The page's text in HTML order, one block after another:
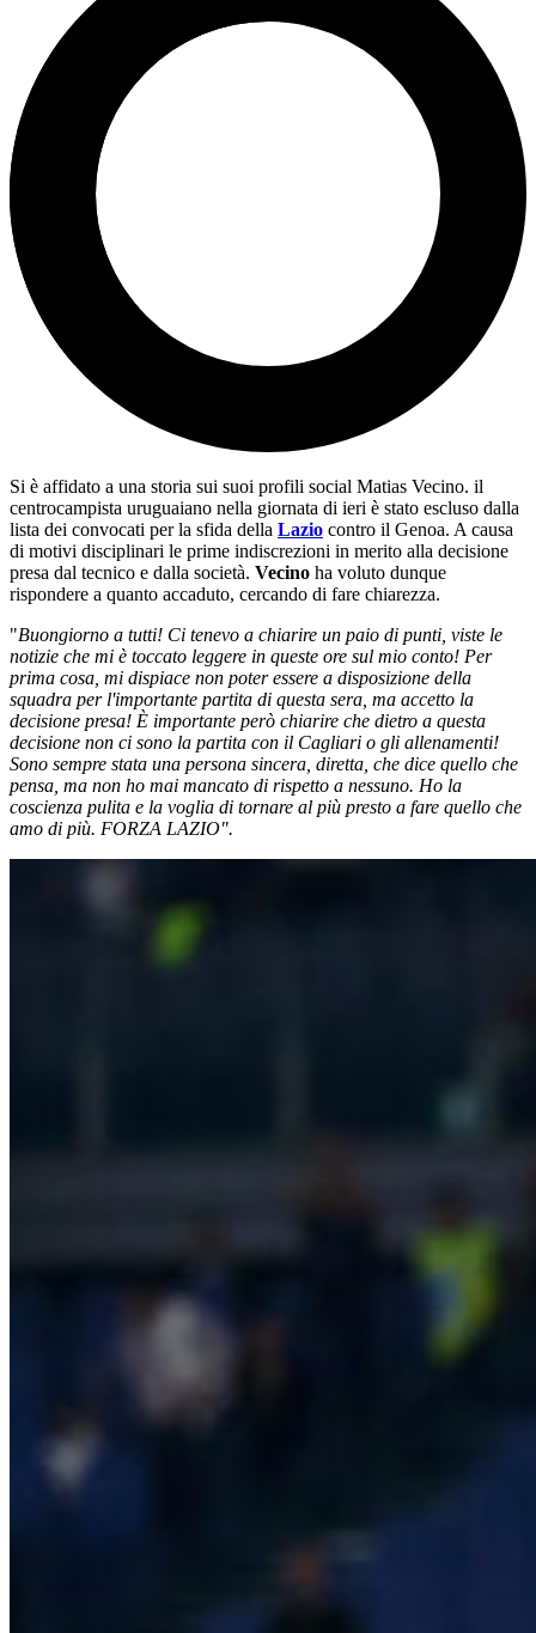
Si è affidato a una storia sui suoi profili social Matias Vecino. il
centrocampista uruguaiano nella giornata di ieri è stato escluso dalla
lista dei convocati per la sfida della Lazio contro il Genoa. A causa
di motivi disciplinari le prime indiscrezioni in merito alla decisione
presa dal tecnico e dalla società. Vecino ha voluto dunque
rispondere a quanto accaduto, cercando di fare chiarezza.
"Buongiorno a tutti! Ci tenevo a chiarire un paio di punti, viste le
notizie che mi è toccato leggere in queste ore sul mio conto! Per
prima cosa, mi dispiace non poter essere a disposizione della
squadra per l'importante partita di questa sera, ma accetto la
decisione presa! È importante però chiarire che dietro a questa
decisione non ci sono la partita con il Cagliari o gli allenamenti!
Sono sempre stata una persona sincera, diretta, che dice quello che
pensa, ma non ho mai mancato di rispetto a nessuno. Ho la
coscienza pulita e la voglia di tornare al più presto a fare quello che
amo di più. FORZA LAZIO".